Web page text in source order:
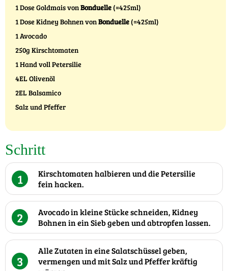
1 Dose Goldmais vonBonduelle (=425ml)
1 Dose Kidney Bohnen vonBonduelle (=425ml)
1 Avocado
250g Kirschtomaten
1 Hand voll Petersilie
4EL Olivenöl
2EL Balsamico
Salz und Pfeffer
Schritt
1
Kirschtomaten halbieren und die Petersilie
fein hacken.
2
Avocado in kleine Stücke schneiden, Kidney
Bohnen in ein Sieb geben und abtropfen lassen.
3
Alle Zutaten in eine Salatschüssel geben,
vermengen und mit Salz und Pfeffer kräftig